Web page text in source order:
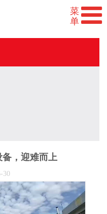
备，迎难而上
30